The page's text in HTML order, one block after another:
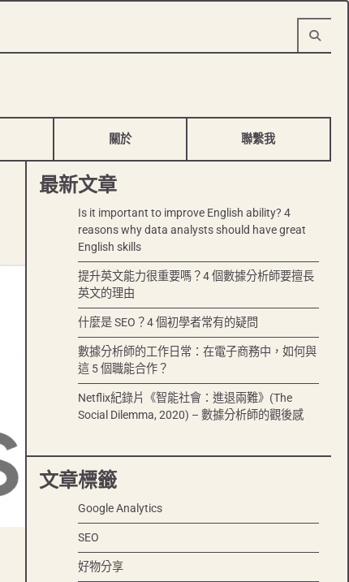
關於 聯繫我
最新文章
Is it important to improve English ability? 4
reasons why data analysts should have great
English skills
提升英文能力很重要嗎？4 個數據分析師要擅長
英文的理由
什麼是 SEO？4 個初學者常有的疑問
數據分析師的工作日常：在電子商務中，如何與
這 5 個職能合作？
Netflix紀錄片《智能社會：進退兩難》(The
Social Dilemma, 2020) – 數據分析師的觀後感
文章標籤
Google Analytics
SEO
好物分享